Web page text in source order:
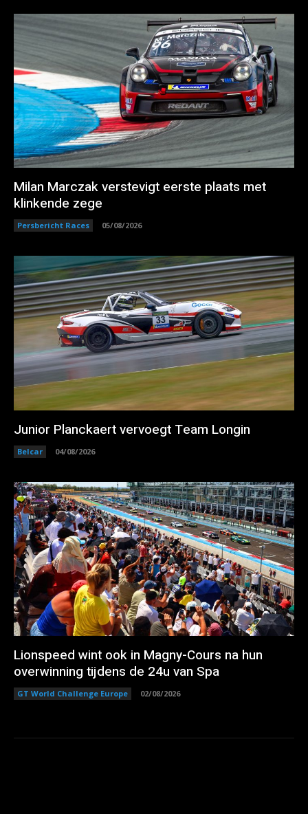
Milan Marczak verstevigt eerste plaats met
klinkende zege
Persbericht Races 05/08/2026
Junior Planckaert vervoegt Team Longin
Belcar 04/08/2026
Lionspeed wint ook in Magny-Cours na hun
overwinning tijdens de 24u van Spa
GT World Challenge Europe 02/08/2026